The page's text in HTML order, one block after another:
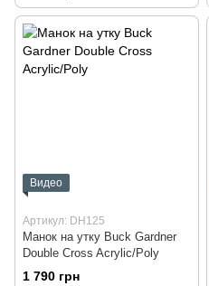
Видео
Артикул: DH125
Манок на утку Buck Gardner
Double Cross Acrylic/Poly
1 790 грн